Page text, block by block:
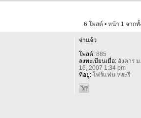
6 โพสต์ • หน้า 1 จาก
จ่าเเจ้ว
โพสต์:885
ลงทะเบียนเมื่อ:อังคาร ม
16, 2007 1:34 pm
ที่อยู่:โฟร์แฟน หละรี